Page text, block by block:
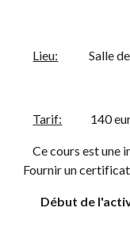
Lieu:
Salle
Tarif:
    Ce cours est une initiation destinée aux débutants.
Fournir un
Début de